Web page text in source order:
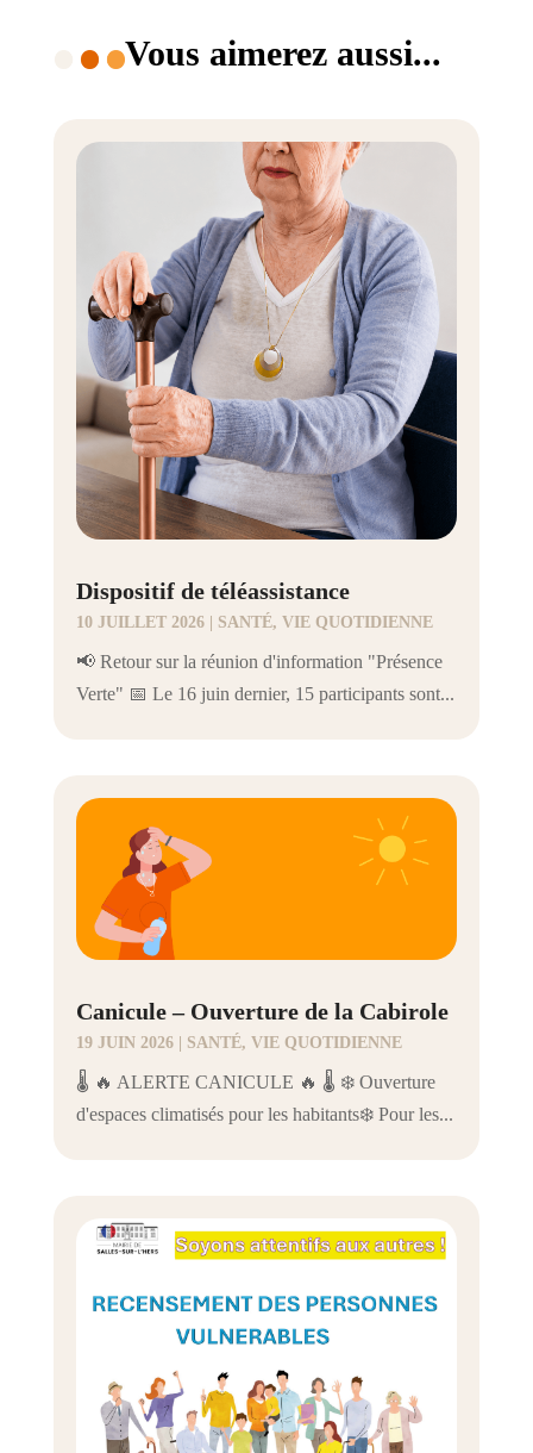
Vous aimerez aussi...
Dispositif de téléassistance
10 JUILLET 2026| SANTÉ, VIE QUOTIDIENNE
📢 Retour sur la réunion d'information "Présence
Verte" 📅 Le 16 juin dernier, 15 participants sont...
Canicule – Ouverture de la Cabirole
19 JUIN 2026| SANTÉ, VIE QUOTIDIENNE
🌡️ 🔥 ALERTE CANICULE 🔥 🌡️ ❄️ Ouverture
d'espaces climatisés pour les habitants❄️ Pour les...